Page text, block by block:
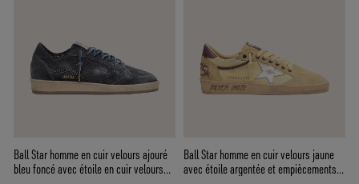
Ball Star homme en cuir velours ajouré
bleu foncé avec étoile en cuir velours
Ball Star homme en cuir velours jaune
avec étoile argentée et empiècements